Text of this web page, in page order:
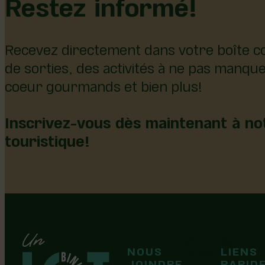
Recevez directement dans votre boîte
de sorties, des activités à ne pas
coeur gourmands et bien plus!
Inscrivez-vous dès maintenant à
touristique!
NOUS
Laurier-Station
LIENS